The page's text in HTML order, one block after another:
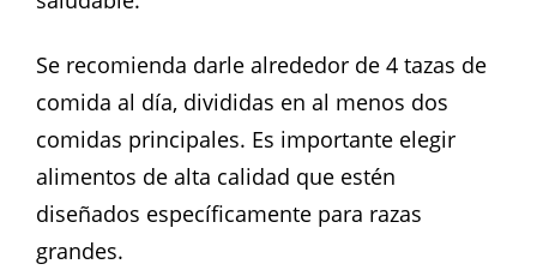
Se recomienda darle alrededor de 4 tazas de
comida al día, divididas en al menos dos
comidas principales. Es importante elegir
alimentos de alta calidad que estén
diseñados específicamente para razas
grandes.